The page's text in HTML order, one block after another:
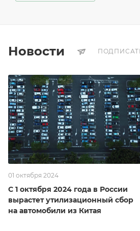
Новости
01 октября 2024
С 1 октября 2024 года в России
вырастет утилизационный сбор
на автомобили из Китая